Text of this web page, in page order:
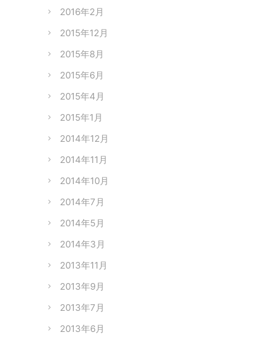
2016年2月
2015年12月
2015年8月
2015年6月
2015年4月
2015年1月
2014年12月
2014年11月
2014年10月
2014年7月
2014年5月
2014年3月
2013年11月
2013年9月
2013年7月
2013年6月